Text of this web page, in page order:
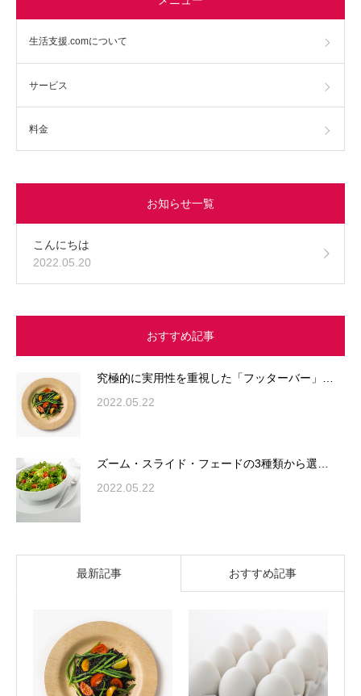
生活支援.comについて
サービス
料金
お知らせ一覧
こんにちは
2022.05.20
おすすめ記事
究極的に実用性を重視した「フッターバー」…
2022.05.22
ズーム・スライド・フェードの3種類から選…
2022.05.22
最新記事 おすすめ記事